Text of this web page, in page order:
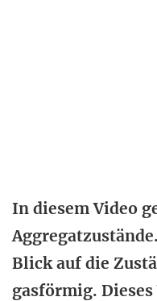
In diesem Video
Blick auf die
gasförmig.